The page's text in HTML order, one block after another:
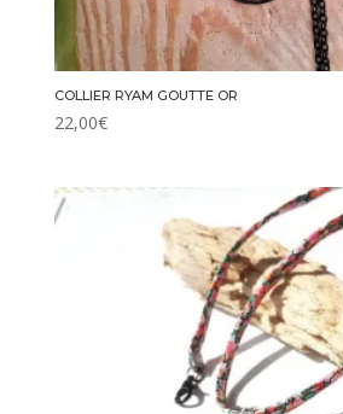
COLLIER RYAM GOUTTE OR
22,00€